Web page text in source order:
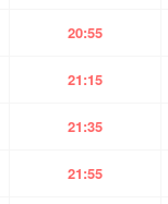
20:55
21:15
21:35
21:55